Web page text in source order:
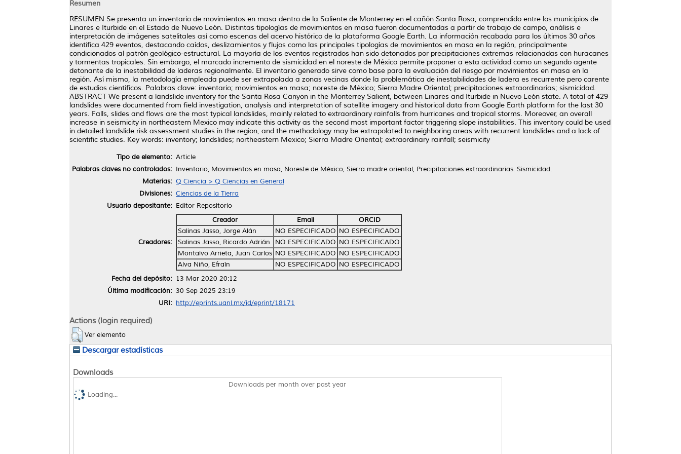
Resumen
RESUMEN Se presenta un inventario de movimientos en masa dentro de la Saliente de Monterrey en el cañón Santa Rosa, comprendido entre los municipios de
Linares e Iturbide en el Estado de Nuevo León. Distintas tipologías de movimientos en masa fueron documentadas a partir de trabajo de campo, análisis e
interpretación de imágenes satelitales así como escenas del acervo histórico de la plataforma Google Earth. La información recabada para los últimos 30 años
identifica 429 eventos, destacando caídos, deslizamientos y flujos como las principales tipologías de movimientos en masa en la región, principalmente
condicionados al patrón geológico-estructural. La mayoría de los eventos registrados han sido detonados por precipitaciones extremas relacionadas con huracanes
y tormentas tropicales. Sin embargo, el marcado incremento de sismicidad en el noreste de México permite proponer a esta actividad como un segundo agente
detonante de la inestabilidad de laderas regionalmente. El inventario generado sirve como base para la evaluación del riesgo por movimientos en masa en la
región. Así mismo, la metodología empleada puede ser extrapolada a zonas vecinas donde la problemática de inestabilidades de ladera es recurrente pero carente
de estudios científicos. Palabras clave: inventario; movimientos en masa; noreste de México; Sierra Madre Oriental; precipitaciones extraordinarias; sismicidad.
ABSTRACT We present a landslide inventory for the Santa Rosa Canyon in the Monterrey Salient, between Linares and Iturbide in Nuevo León state. A total of 429
landslides were documented from field investigation, analysis and interpretation of satellite imagery and historical data from Google Earth platform for the last 30
years. Falls, slides and flows are the most typical landslides, mainly related to extraordinary rainfalls from hurricanes and tropical storms. Moreover, an overall
increase in seismicity in northeastern Mexico may indicate this activity as the second most important factor triggering slope instabilities. This inventory could be used
in detailed landslide risk assessment studies in the region, and the methodology may be extrapolated to neighboring areas with recurrent landslides and a lack of
scientific studies. Key words: inventory; landslides; northeastern Mexico; Sierra Madre Oriental; extraordinary rainfall; seismicity
Tipo de elemento: Article
Palabras claves no controlados: Inventario, Movimientos en masa, Noreste de México, Sierra madre oriental, Precipitaciones extraordinarias. Sismicidad.
Materias: Q Ciencia > Q Ciencias en General
Divisiones: Ciencias de la Tierra
Usuario depositante: Editor Repositorio
Creadores:
Creador Email
ORCID
Salinas Jasso, Jorge Alán
NO ESPECIFICADO NO ESPECIFICADO
Salinas Jasso, Ricardo Adrián
NO ESPECIFICADO NO ESPECIFICADO
Montalvo Arrieta, Juan Carlos NO ESPECIFICADO NO ESPECIFICADO
Alva Niño, Efraín
NO ESPECIFICADO NO ESPECIFICADO
Fecha del depósito: 13 Mar 2020 20:12
Última modificación: 30 Sep 2025 23:19
URI: http://eprints.uanl.mx/id/eprint/18171
Actions (login required)
Ver elemento
Descargar estadísticas
Downloads
Downloads per month over past year
Loading...